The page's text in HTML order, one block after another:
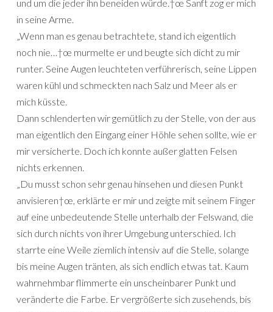
und um die jeder ihn beneiden würde.†œ Sanft zog er mich
in seine Arme.
„Wenn man es genau betrachtete, stand ich eigentlich
noch nie…†œ murmelte er und beugte sich dicht zu mir
runter. Seine Augen leuchteten verführerisch, seine Lippen
waren kühl und schmeckten nach Salz und Meer als er
mich küsste.
Dann schlenderten wir gemütlich zu der Stelle, von der aus
man eigentlich den Eingang einer Höhle sehen sollte, wie er
mir versicherte. Doch ich konnte außer glatten Felsen
nichts erkennen.
„Du musst schon sehr genau hinsehen und diesen Punkt
anvisieren†œ, erklärte er mir und zeigte mit seinem Finger
auf eine unbedeutende Stelle unterhalb der Felswand, die
sich durch nichts von ihrer Umgebung unterschied. Ich
starrte eine Weile ziemlich intensiv auf die Stelle, solange
bis meine Augen tränten, als sich endlich etwas tat. Kaum
wahrnehmbar flimmerte ein unscheinbarer Punkt und
veränderte die Farbe. Er vergrößerte sich zusehends, bis